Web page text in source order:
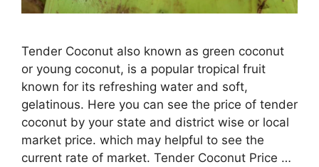
Tender Coconut also known as green coconut
or young coconut, is a popular tropical fruit
known for its refreshing water and soft,
gelatinous. Here you can see the price of tender
coconut by your state and district wise or local
market price. which may helpful to see the
current rate of market. Tender Coconut Price …